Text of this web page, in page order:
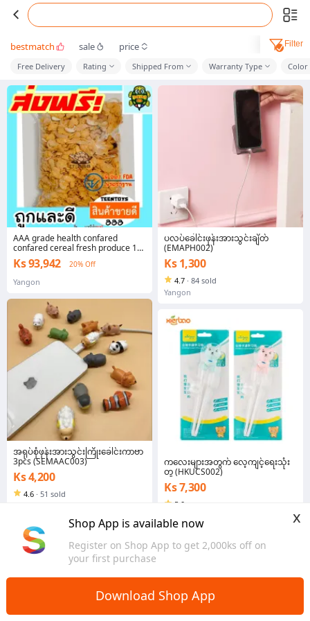
Shop App is available now
Register on Shop App to get 2,000ks off on
your first purchase
x
Download Shop App
bestmatch sale price Filter
Free Delivery Rating Shipped From Warranty Type Color
AAA grade health confared
confared cereal fresh produce 1
kg rancid secret jelly bean turtle
formula
Ks 93,942 20% Off
Yangon
အရုပ်စုံဖုန်းအားသွင်းကြိုးခေါင်းကာဗာ
3pcs (SEMAAC003)
Ks 4,200
4.6 · 51 sold
ပလပ်ခေါင်းဖုန်းအားသွင်းချိတ်
(EMAPH002)
Ks 1,300
4.7 · 84 sold
Yangon
ကလေးများအတွက် လေ့ကျင့်ရေးသုံး
တူ (HKUCS002)
Ks 7,300
5.0